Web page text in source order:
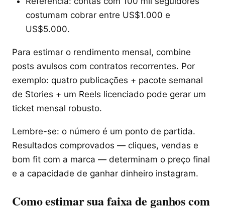
costumam cobrar entre US$1.000 e
US$5.000.
Para estimar o rendimento mensal, combine
posts avulsos com contratos recorrentes. Por
exemplo: quatro publicações + pacote semanal
de Stories + um Reels licenciado pode gerar um
ticket mensal robusto.
Lembre-se: o número é um ponto de partida.
Resultados comprovados — cliques, vendas e
bom fit com a marca — determinam o preço final
e a capacidade de ganhar dinheiro instagram.
Como estimar sua faixa de ganhos com